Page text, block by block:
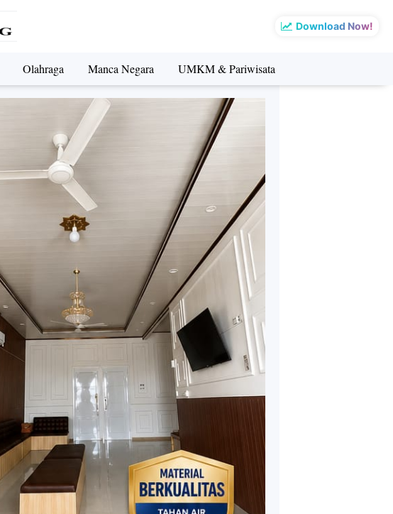
Download Now!
Olahraga Manca Negara UMKM & Pariwisata
UMKM & Pariwisata Manca Negara